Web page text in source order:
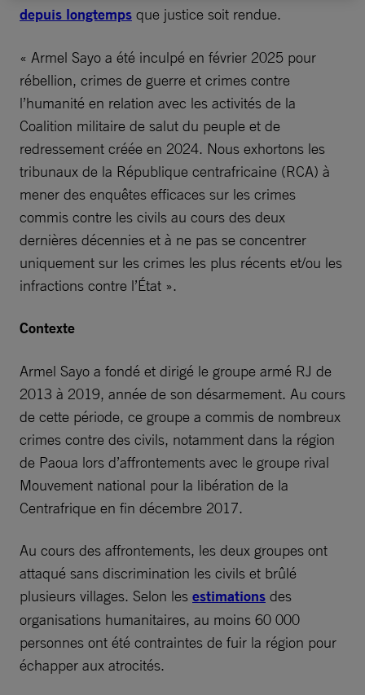
depuis longtemps que justice soit rendue.
« Armel Sayo a été inculpé en février 2025 pour
rébellion, crimes de guerre et crimes contre
l’humanité en relation avec les activités de la
Coalition militaire de salut du peuple et de
redressement créée en 2024. Nous exhortons les
tribunaux de la République centrafricaine (RCA) à
mener des enquêtes efficaces sur les crimes
commis contre les civils au cours des deux
dernières décennies et à ne pas se concentrer
uniquement sur les crimes les plus récents et/ou les
infractions contre l’État ».
Contexte
Armel Sayo a fondé et dirigé le groupe armé RJ de
2013 à 2019, année de son désarmement. Au cours
de cette période, ce groupe a commis de nombreux
crimes contre des civils, notamment dans la région
de Paoua lors d’affrontements avec le groupe rival
Mouvement national pour la libération de la
Centrafrique en fin décembre 2017.
Au cours des affrontements, les deux groupes ont
attaqué sans discrimination les civils et brûlé
plusieurs villages. Selon les estimations des
organisations humanitaires, au moins 60 000
personnes ont été contraintes de fuir la région pour
échapper aux atrocités.